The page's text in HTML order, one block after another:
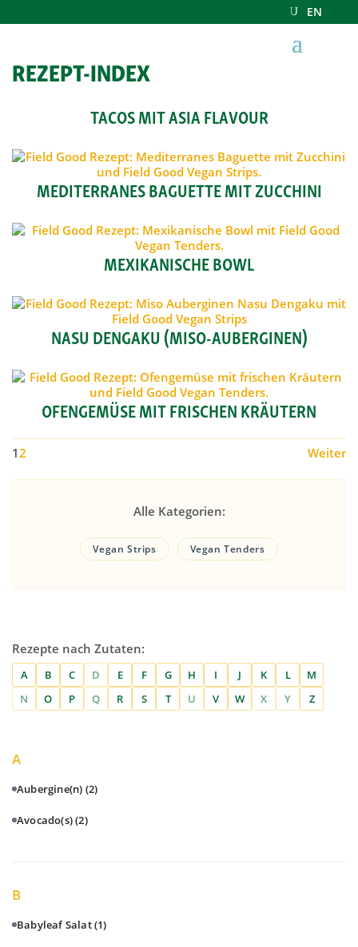
EN
REZEPT-INDEX
TACOS MIT ASIA FLAVOUR
MEDITERRANES BAGUETTE MIT ZUCCHINI
MEXIKANISCHE BOWL
NASU DENGAKU (MISO-AUBERGINEN)
OFENGEMÜSE MIT FRISCHEN KRÄUTERN
12 Weiter
Alle Kategorien:
Vegan Strips Vegan Tenders
Rezepte nach Zutaten:
A B C D E F G H I J K L
M
N
O P Q R S T U V W X Y Z
A
Aubergine(n) (2)
Avocado(s)(2)
B
Babyleaf Salat(1)